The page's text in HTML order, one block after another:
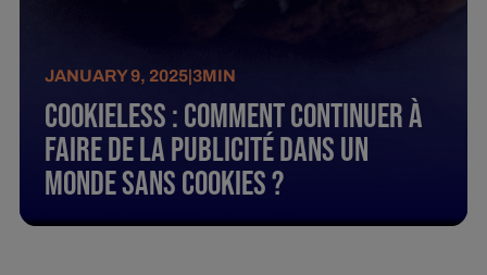
JANUARY 9, 2025|3MIN
Cookieless : Comment continuer à
faire de la publicité dans un
monde sans cookies ?